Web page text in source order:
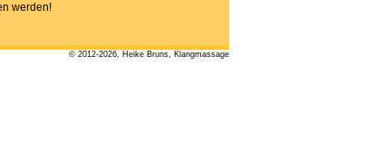
werden!
© 2012-2026, Heike Bruns, Klangmassage